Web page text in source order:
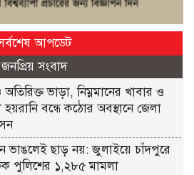
আপডেট
জনপ্রিয় সংবাদ
অতিরিক্ত ভাড়া, নিম্নমানের খাবার ও
হয়রানি বন্ধে কঠোর অবস্থানে জেলা
ছাড় নয়: জুলাইয়ে চাঁদপুরে
পুলিশের ১,২৮৫ মামলা